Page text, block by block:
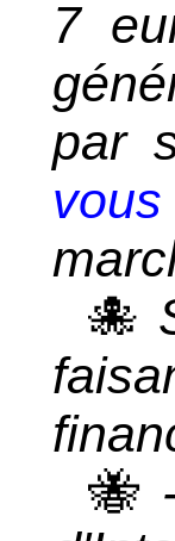
7
par
🐙
🐝